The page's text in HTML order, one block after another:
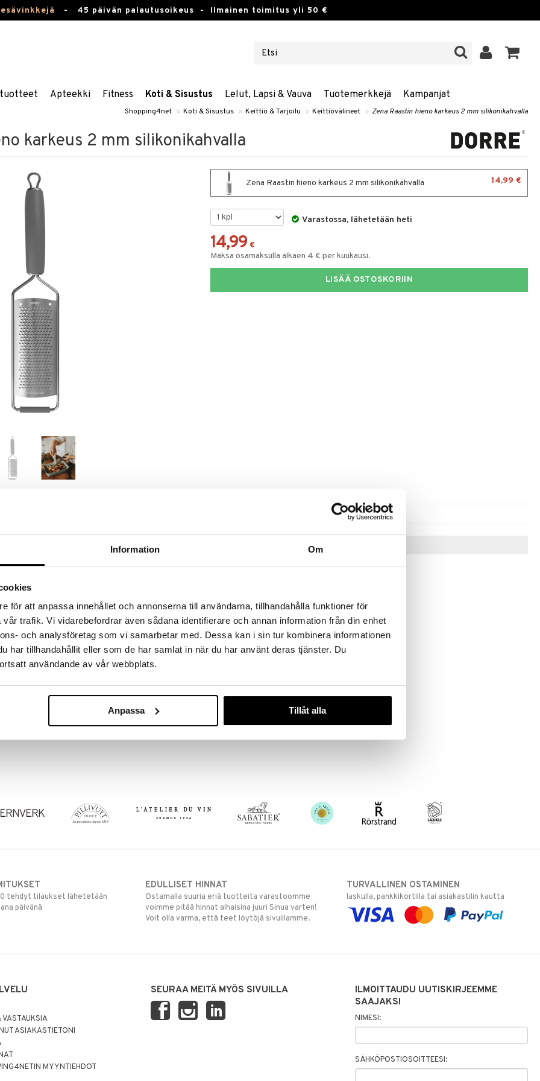
Information Om
för att anpassa innehållet och annonserna till användarna, tillhandahålla funktioner för
trafik. Vi vidarebefordrar även sådana identifierare och annan information från din enhet
och analysföretag som vi samarbetar med. Dessa kan i sin tur kombinera informationen
har tillhandahållit eller som de har samlat in när du har använt deras tjänster. Du
användande av vår webbplats.
Anpassa Tillåt alla
- 45 päivän palautusoikeus - Ilmainen toimitus yli 50 €
Apteekki Fitness Koti & Sisustus Lelut, Lapsi & Vauva Tuotemerkkejä Kampanjat
Shopping4net » Koti & Sisustus » Keittiö & Tarjoilu » Keittiövälineet » Zena Raastin hieno karkeus 2 mm silikonikahvalla
karkeus 2 mm silikonikahvalla
Zena Raastin hieno karkeus 2 mm silikonikahvalla 14,99 €
Varastossa, lähetetään heti
14,99 €
Maksa osamaksulla alkaen 4 € per kuukausi.
LISÄÄ OSTOSKORIIN
löydöt kotiin!
tehdä löytöjä suuresta ALEstamme. Juuri
31.8.2026 asti mutta ole nopea -
voivat päästä loppumaan!
ale-löydöt »
raastamaan helposti sitrushedelmien kuoret
Leveä pinta tekee siitä käyttäjäystävällisen ja
ALESSI
tehdyt tilaukset lähetetään
päivänä
EDULLISET HINNAT
Ostamalla suuria eriä tuotteita varastoomme
voimme pitää hinnat alhaisina juuri Sinua varten!
Voit olla varma, että teet löytöjä sivuillamme.
TURVALLINEN OSTAMINEN
laskulla, pankkikortilla tai asiakastilin kautta
ASIAKASTIETONI
MYYNTIEHDOT
SEURAA MEITÄ MYÖS SIVUILLA
ILMOITTAUDU UUTISKIRJEEMME
SAAJAKSI
NIMESI:
SÄHKÖPOSTIOSOITTEESI: